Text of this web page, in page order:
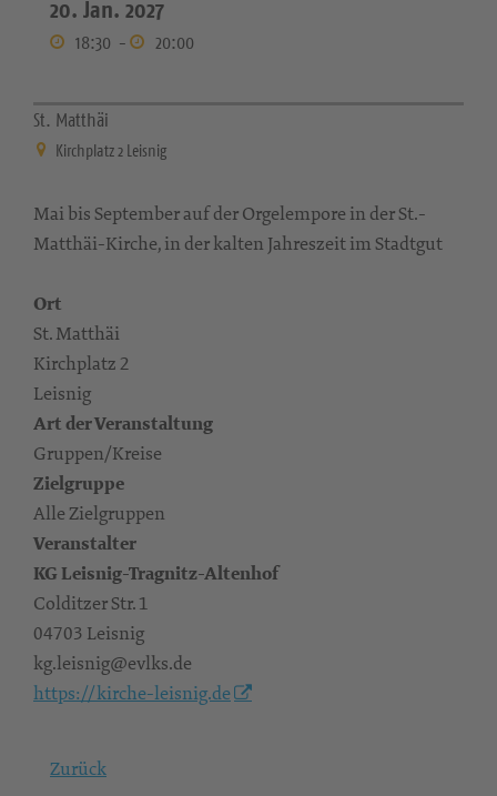
20. Jan. 2027
18:30 - 20:00
St. Matthäi
Kirchplatz 2 Leisnig
Mai bis September auf der Orgelempore in der St.-
Matthäi-Kirche, in der kalten Jahreszeit im Stadtgut
Ort
St. Matthäi
Kirchplatz 2
Leisnig
Art der Veranstaltung
Gruppen/Kreise
Zielgruppe
Alle Zielgruppen
Veranstalter
KG Leisnig-Tragnitz-Altenhof
Colditzer Str. 1
04703 Leisnig
kg.leisnig@evlks.de
https://kirche-leisnig.de
Zurück